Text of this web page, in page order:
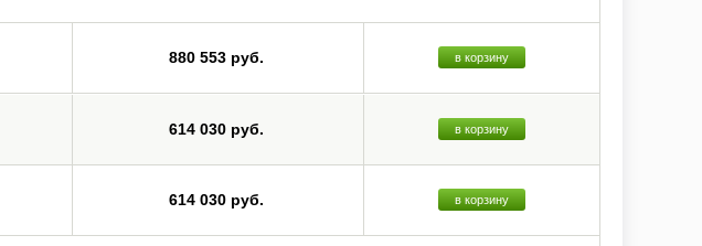
880 553 руб. в корзину
614 030 руб. в корзину
614 030 руб. в корзину